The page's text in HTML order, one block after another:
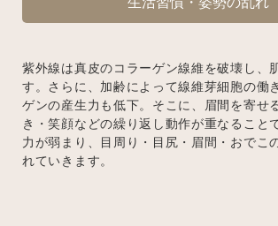
紫外線は真皮のコラーゲン線維を破壊し、
す。さらに、加齢によって線維芽細胞の働
ゲンの産生力も低下。そこに、眉間を寄せ
き・笑顔などの繰り返し動作が重なること
力が弱まり、目周り・目尻・眉間・おでこ
れていきます。